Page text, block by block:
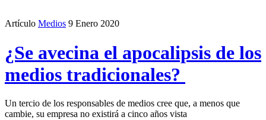
Artículo Medios 9 Enero 2020
¿Se avecina el apocalipsis de los
medios tradicionales?
Un tercio de los responsables de medios cree que, a menos que
cambie, su empresa no existirá a cinco años vista